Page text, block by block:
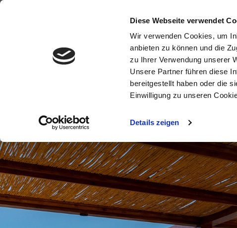
Diese Webseite verwendet
Wir verwenden Cookies, um
anbieten zu können und die
zu Ihrer Verwendung unserer
Unsere Partner führen diese
bereitgestellt haben oder die
Einwilligung zu unseren
Details zeigen
+49 (0)8821 618900
Windsurfreisen